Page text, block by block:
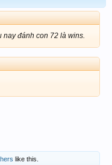
nay đánh con 72 là wins.
like this.